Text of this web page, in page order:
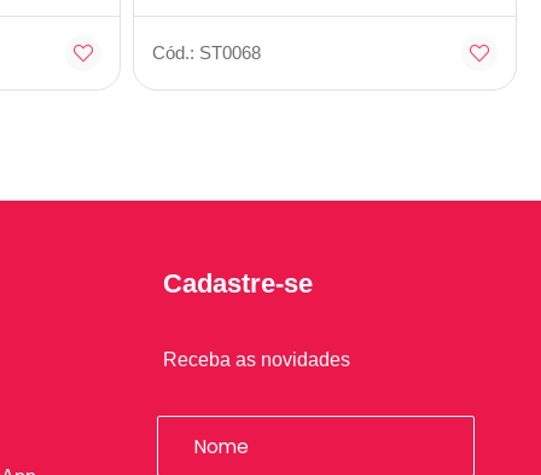
Cód.: ST0068
Cadastre-se
Receba as novidades